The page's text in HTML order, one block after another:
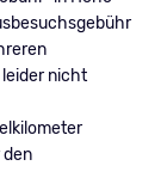
nicht